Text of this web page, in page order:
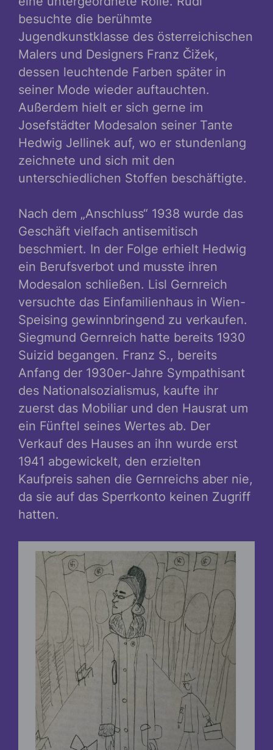
besuchte die berühmte
Jugendkunstklasse des österreichischen
Malers und Designers Franz Čižek,
dessen leuchtende Farben später in
seiner Mode wieder auftauchten.
Außerdem hielt er sich gerne im
Josefstädter Modesalon seiner Tante
Hedwig Jellinek auf, wo er stundenlang
zeichnete und sich mit den
unterschiedlichen Stoffen beschäftigte.
Nach dem „Anschluss“ 1938 wurde das
Geschäft vielfach antisemitisch
beschmiert. In der Folge erhielt Hedwig
ein Berufsverbot und musste ihren
Modesalon schließen. Lisl Gernreich
versuchte das Einfamilienhaus in Wien-
Speising gewinnbringend zu verkaufen.
Siegmund Gernreich hatte bereits 1930
Suizid begangen. Franz S., bereits
Anfang der 1930er-Jahre Sympathisant
des Nationalsozialismus, kaufte ihr
zuerst das Mobiliar und den Hausrat um
ein Fünftel seines Wertes ab. Der
Verkauf des Hauses an ihn wurde erst
1941 abgewickelt, den erzielten
Kaufpreis sahen die Gernreichs aber nie,
da sie auf das Sperrkonto keinen Zugriff
hatten.